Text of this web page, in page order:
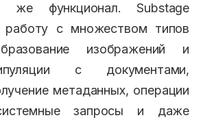
же функционал. Substage
работу с множеством типов
изображений и
с документами,
метаданных, операции
запросы и даже